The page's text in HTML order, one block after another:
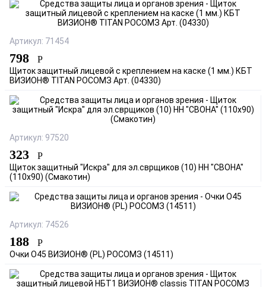
Артикул: 71454
798 Р
Щиток защитный лицевой с креплением на каске (1 мм.) КБТ
ВИЗИОН® TITAN РОСОМЗ Арт. (04330)
Артикул: 97520
323 Р
Щиток защитный "Искра" для эл.сврщиков (10) НН "СВОНА"
(110х90) (Смакотин)
Артикул: 74526
188 Р
Очки О45 ВИЗИОН® (PL) РОСОМЗ (14511)